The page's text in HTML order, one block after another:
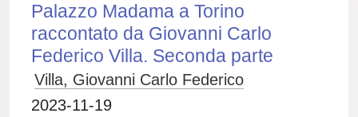
Palazzo Madama a Torino
raccontato da Giovanni Carlo
Federico Villa. Seconda parte
Villa, Giovanni Carlo Federico
2023-11-19